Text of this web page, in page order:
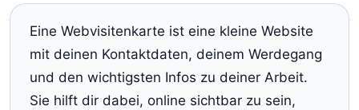
Eine Webvisitenkarte ist eine kleine Website
mit deinen Kontaktdaten, deinem Werdegang
und den wichtigsten Infos zu deiner Arbeit.
Sie hilft dir dabei, online sichtbar zu sein,